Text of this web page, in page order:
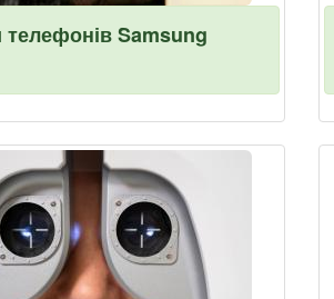
телефонів Samsung